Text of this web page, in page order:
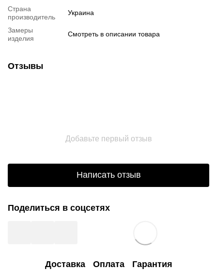
Страна
производитель
Украина
Замеры
изделия
Смотреть в описании товара
Отзывы
Добавьте первый отзыв
Написать отзыв
Поделиться в соцсетях
Доставка Оплата Гарантия